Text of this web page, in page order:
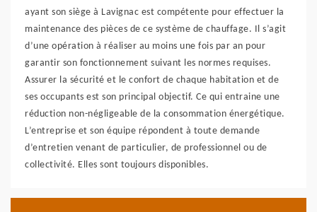
ayant son siège à Lavignac est compétente pour effectuer la
maintenance des pièces de ce système de chauffage. Il s’agit
d’une opération à réaliser au moins une fois par an pour
garantir son fonctionnement suivant les normes requises.
Assurer la sécurité et le confort de chaque habitation et de
ses occupants est son principal objectif. Ce qui entraine une
réduction non-négligeable de la consommation énergétique.
L’entreprise et son équipe répondent à toute demande
d’entretien venant de particulier, de professionnel ou de
collectivité. Elles sont toujours disponibles.